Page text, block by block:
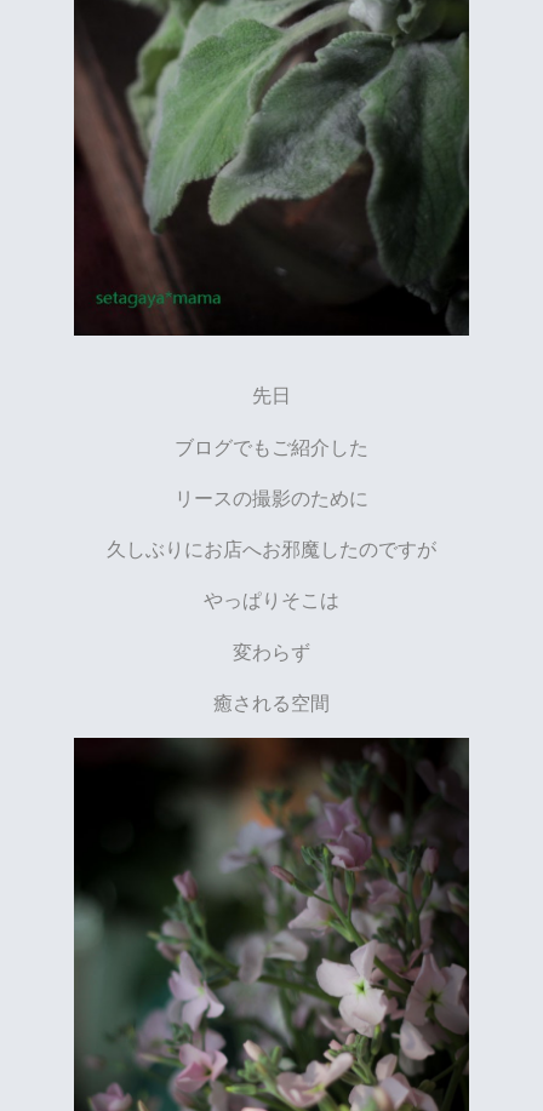
先日
ブログでもご紹介した
リースの撮影のために
久しぶりにお店へお邪魔したのですが
やっぱりそこは
変わらず
癒される空間